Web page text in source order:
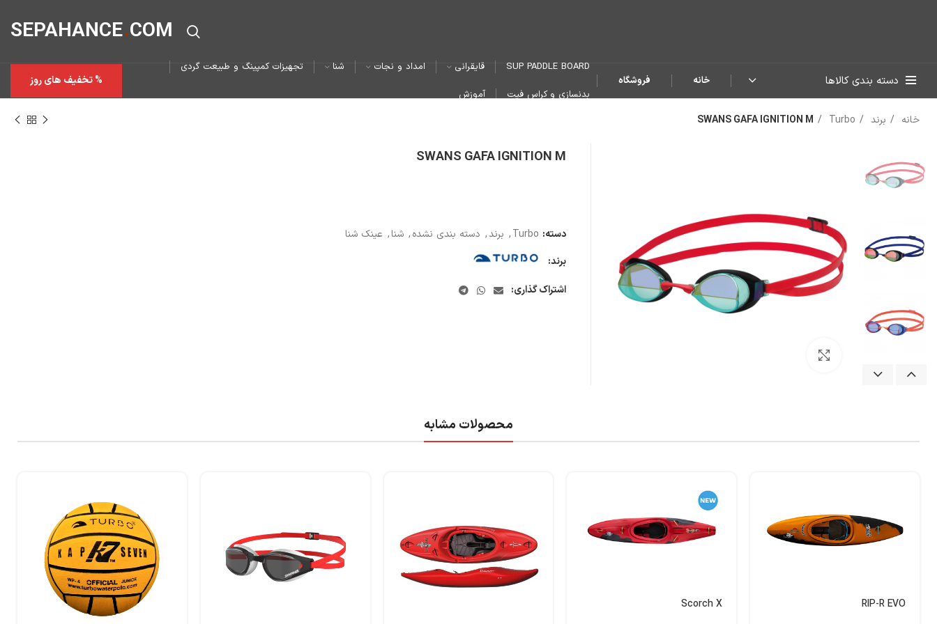
SEPAHANCE.COM
دسته بندی کالاها خانه فروشگاه
SUP PADDLE BOARD قایقرانی امداد و نجات شنا
تجهیزات کمپینگ و طبیعت گردی
بدنسازی و کراس فیت
آموزش
% تخفیف های روز
خانه برند Turbo
SWANS GAFA IGNITION M
SWANS GAFA IGNITION M
دسته: Turbo
, برند, دسته بندی نشده, شنا, عینک شنا
برند:
اشتراک گذاری:
محصولات مشابه
RIP-R EVO
Scorch X